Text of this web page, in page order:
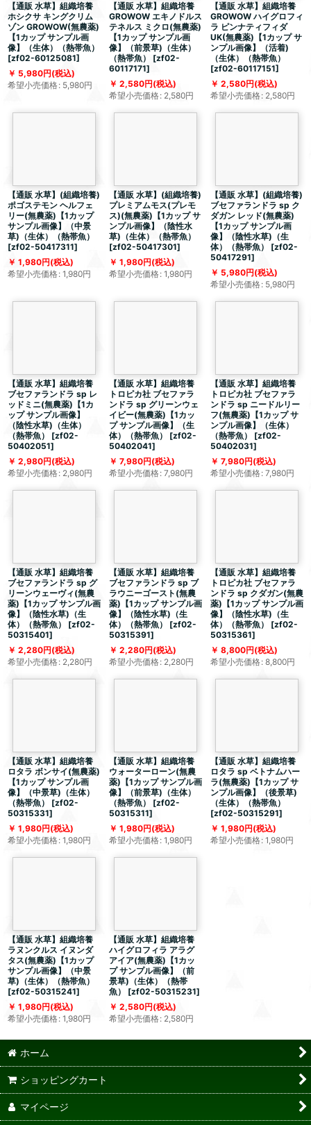
【通販 水草】組織培養
ホシクサ キングクリム
ゾン GROWOW(無農薬)
【1カップ サンプル画
像】（生体）（熱帯魚）
[zf02-60125081]
5,980円(税込)
希望小売価格: 5,980円
【通販 水草】組織培養
GROWOW エキノドルス
テネルス ミクロ(無農薬)
【1カップ サンプル画
像】（前景草)（生体）
（熱帯魚）
[zf02-
60117171]
2,580円(税込)
希望小売価格: 2,580円
【通販 水草】組織培養
GROWOW ハイグロフィ
ラ ピンナティフィダ
UK(無農薬)【1カップ サ
ンプル画像】（活着)
（生体）（熱帯魚）
[zf02-60117151]
2,580円(税込)
希望小売価格 : 2,580円
【通販 水草】(組織培養)
ポゴステモン ヘルフェ
リー(無農薬)【1カップ
サンプル画像】（中景
草)（生体）（熱帯魚）
[zf02-50417311]
1,980円(税込)
希望小売価格: 1,980円
【通販 水草】(組織培養)
プレミアムモス(プレモ
ス)(無農薬)【1カップ サ
ンプル画像】（陰性水
草)（生体）（熱帯魚）
[zf02-50417301]
1,980円(税込)
希望小売価格: 1,980円
【通販 水草】(組織培養)
ブセファランドラ sp ク
ダガン レッド(無農薬)
【1カップ サンプル画
像】（陰性水草)（生
体）（熱帯魚）
[zf02-
50417291]
5,980円(税込)
希望小売価格: 5,980円
【通販 水草】組織培養
ブセファランドラ sp レ
ッドミニ(無農薬)【1カ
ップ サンプル画像】
（陰性水草)（生体）
（熱帯魚）
[zf02-
50402051]
2,980円(税込)
希望小売価格: 2,980円
【通販 水草】組織培養
トロピカ社 ブセファラ
ンドラ sp グリーンウェ
イビー(無農薬)【1カッ
プ サンプル画像】（生
体）（熱帯魚）
[zf02-
50402041]
7,980円(税込)
希望小売価格: 7,980円
【通販 水草】組織培養
トロピカ社 ブセファラ
ンドラ sp ニードルリー
フ(無農薬)【1カップ サ
ンプル画像】（生体）
（熱帯魚）
[zf02-
50402031]
7,980円(税込)
希望小売価格: 7,980円
【通販 水草】組織培養
ブセファランドラ sp グ
リーンウェーヴィ(無農
薬)【1カップ サンプル画
像】（陰性水草)（生
体）（熱帯魚）
[zf02-
50315401]
2,280円(税込)
希望小売価格: 2,280円
【通販 水草】組織培養
ブセファランドラ sp ブ
ラウニーゴースト(無農
薬)【1カップ サンプル画
像】（陰性水草)（生
体）（熱帯魚）
[zf02-
50315391]
2,280円(税込)
希望小売価格: 2,280円
【通販 水草】組織培養
トロピカ社 ブセファラ
ンドラ sp クダガン(無農
薬)【1カップ サンプル画
像】（陰性水草)（生
体）（熱帯魚）
[zf02-
50315361]
8,800円(税込)
希望小売価格: 8,800円
【通販 水草】組織培養
ロタラ ボンサイ(無農薬)
【1カップ サンプル画
像】（中景草)（生体）
（熱帯魚）
[zf02-
50315331]
1,980円(税込)
希望小売価格: 1,980円
【通販 水草】組織培養
ウォーターローン(無農
薬)【1カップ サンプル画
像】（前景草)（生体）
（熱帯魚）
[zf02-
50315311]
1,980円(税込)
希望小売価格: 1,980円
【通販 水草】組織培養
ロタラ sp ベトナムハー
ラ(無農薬)【1カップ サ
ンプル画像】（後景草)
（生体）（熱帯魚）
[zf02-50315291]
1,980円(税込)
希望小売価格: 1,980円
【通販 水草】組織培養
ラヌンクルス イヌンダ
タス(無農薬)【1カップ
サンプル画像】（中景
草)（生体）（熱帯魚）
[zf02-50315241]
1,980円(税込)
希望小売価格: 1,980円
【通販 水草】組織培養
ハイグロフィラ アラグ
アイア(無農薬)【1カッ
プ サンプル画像】（前
景草)（生体）（熱帯
魚）
[zf02-50315231]
2,580円(税込)
希望小売価格: 2,580円
ホーム
ショッピングカート
マイページ